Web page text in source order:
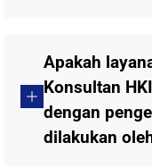
Apakah
Konsultan
dengan
dilakukan